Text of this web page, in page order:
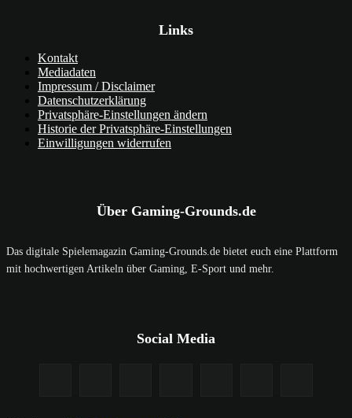
Links
Kontakt
Mediadaten
Impressum / Disclaimer
Datenschutzerklärung
Privatsphäre-Einstellungen ändern
Historie der Privatsphäre-Einstellungen
Einwilligungen widerrufen
Über Gaming-Grounds.de
Das digitale Spielemagazin Gaming-Grounds.de bietet euch eine Plattform
mit hochwertigen Artikeln über Gaming, E-Sport und mehr.
Social Media